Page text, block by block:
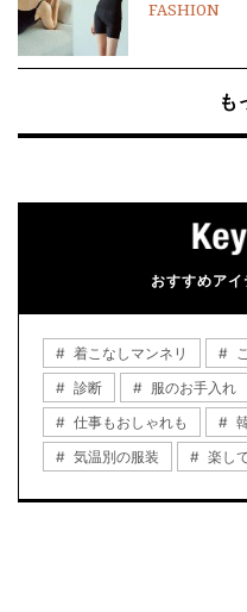
FASHION
も
おすすめア
着こなしマンネリ
診断
服のお手入れ
仕事もおしゃれも
気温別の服装
楽し